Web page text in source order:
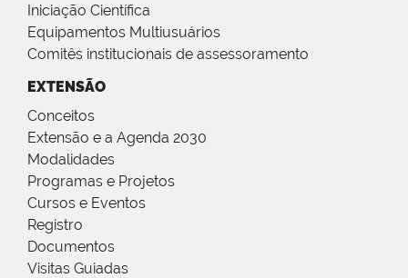
Iniciação Científica
Equipamentos Multiusuários
Comitês institucionais de assessoramento
EXTENSÃO
Conceitos
Extensão e a Agenda 2030
Modalidades
Programas e Projetos
Cursos e Eventos
Registro
Documentos
Visitas Guiadas